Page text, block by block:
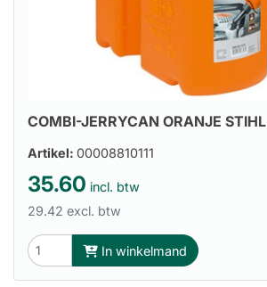
COMBI-JERRYCAN ORANJE STIHL
Artikel: 00008810111
35.60 incl. btw
29.42 excl. btw
In winkelmand